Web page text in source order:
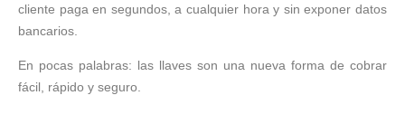
cliente paga en segundos, a cualquier hora y sin exponer datos
bancarios.
En pocas palabras: las llaves son una nueva forma de cobrar
fácil, rápido y seguro.